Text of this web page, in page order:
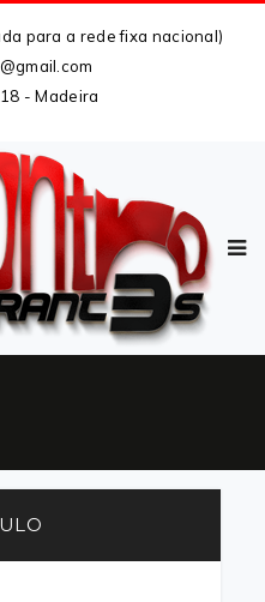
para a rede fixa nacional)
@gmail com
- Madeira